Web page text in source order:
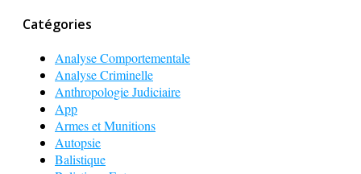
Catégories
Analyse Comportementale
Analyse Criminelle
Anthropologie Judiciaire
App
Armes et Munitions
Autopsie
Balistique